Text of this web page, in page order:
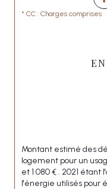
* CC : Charges comprises
Montant estimé des
logement pour un
et 1 080 € . 2021
l'énergie utilisés pour